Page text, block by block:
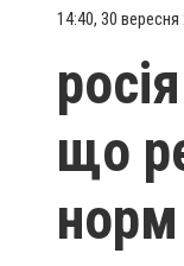
14:40, 30 вересня
що